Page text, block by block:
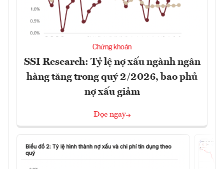
Chứng khoán
SSI Research: Tỷ lệ nợ xấu ngành ngân
hàng tăng trong quý 2/2026, bao phủ
nợ xấu giảm
Đọc ngay